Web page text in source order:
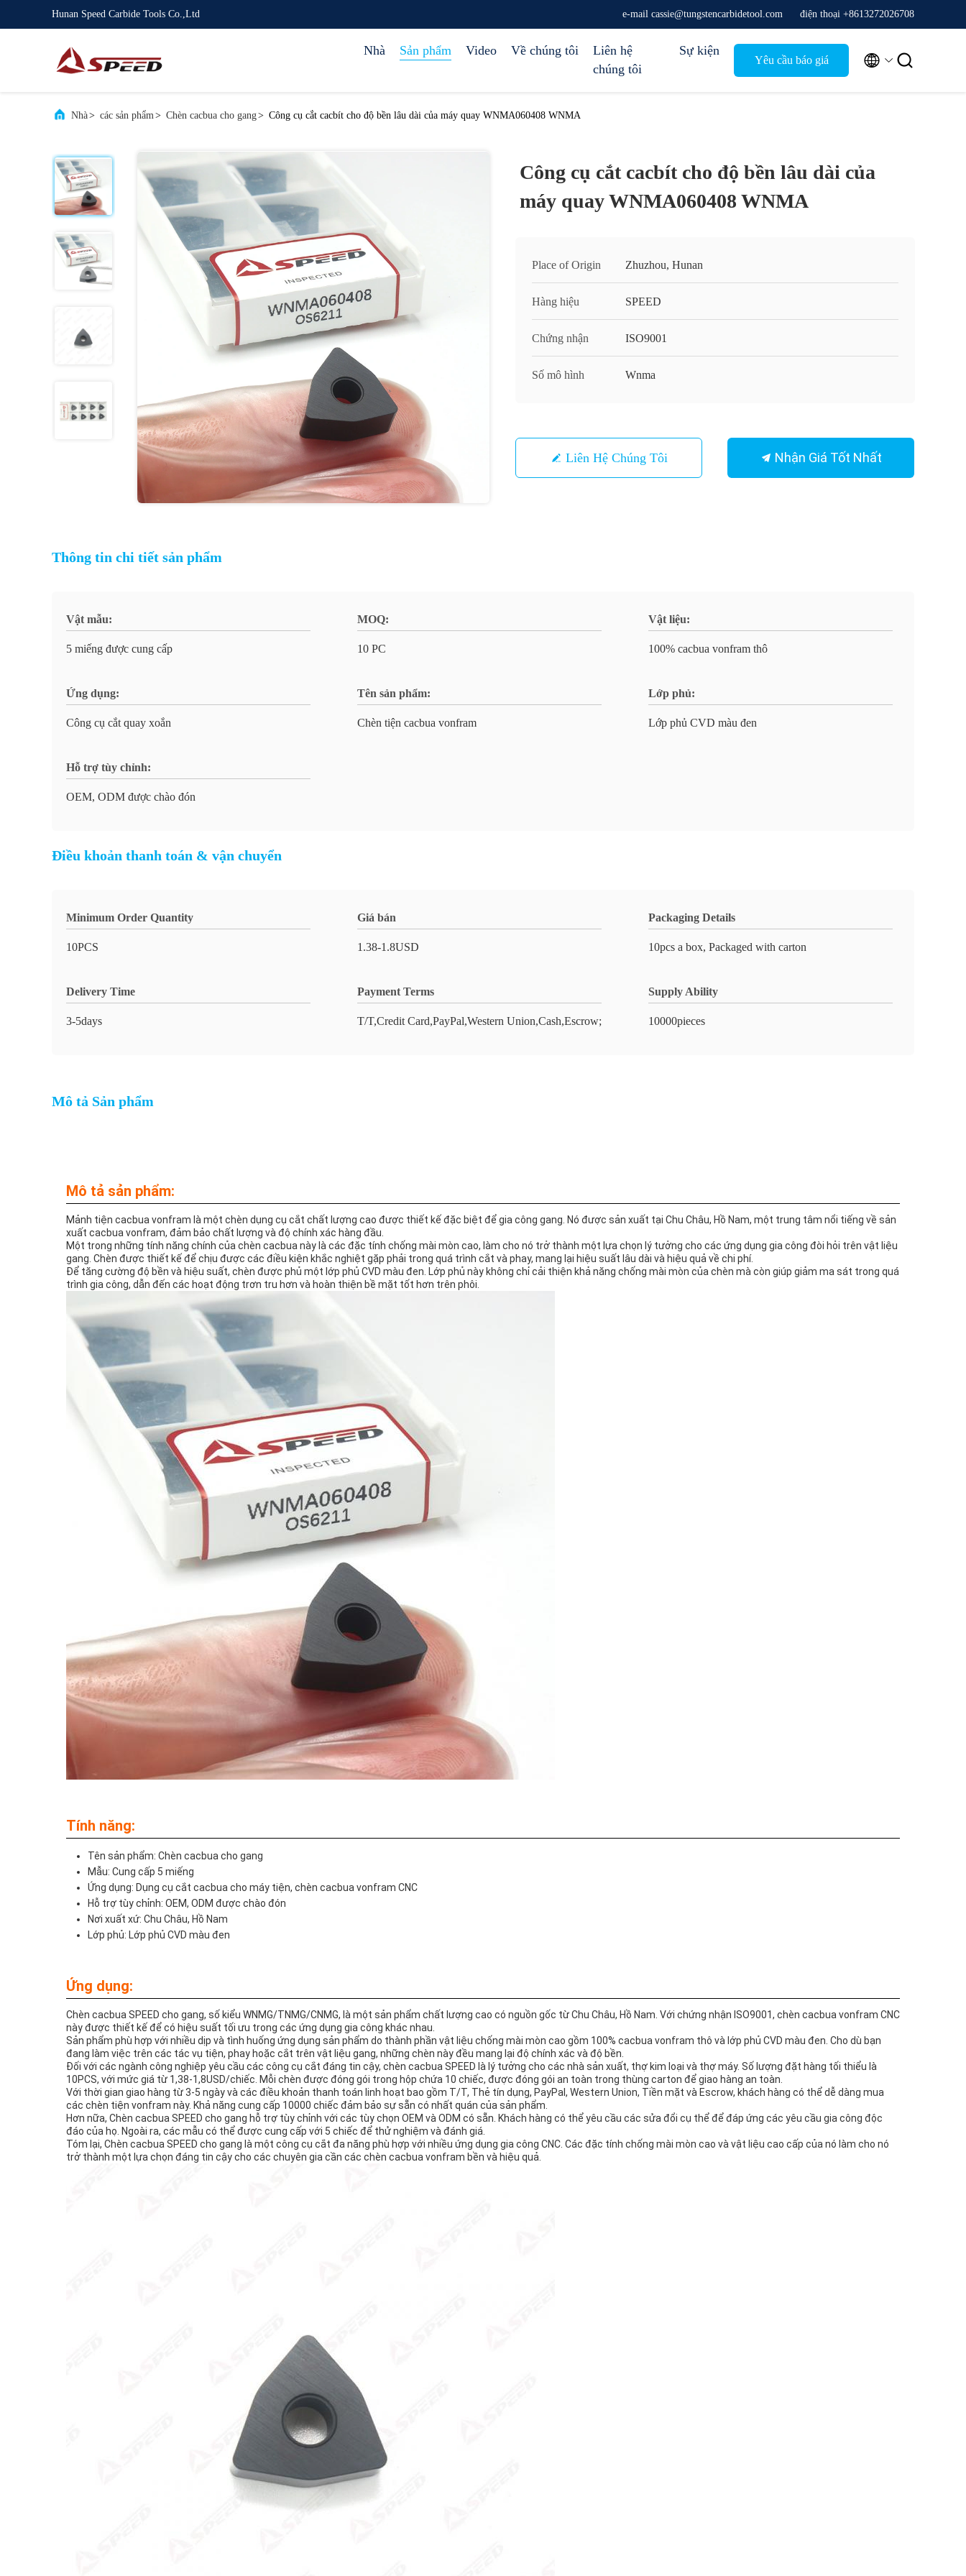
Hunan Speed Carbide Tools Co.,Ltd e-mail cassie@tungstencarbidetool.com điện thoại +8613272026708
Nhà Sản phẩm Video Về chúng tôi
Liên hệ
chúng tôi
Sự kiện
Yêu cầu báo giá  
Nhà> các sản phẩm> Chèn cacbua cho gang> Công cụ cắt cacbít cho độ bền lâu dài của máy quay WNMA060408 WNMA
Công cụ cắt cacbít cho độ bền lâu dài của
máy quay WNMA060408 WNMA
Place of Origin Zhuzhou, Hunan
Hàng hiệu SPEED
Chứng nhận ISO9001
Số mô hình Wnma
Liên Hệ Chúng Tôi Nhận Giá Tốt Nhất
Thông tin chi tiết sản phẩm
Vật mẫu:
5 miếng được cung cấp
MOQ:
10 PC
Vật liệu:
100% cacbua vonfram thô
Ứng dụng:
Công cụ cắt quay xoắn
Tên sản phẩm:
Chèn tiện cacbua vonfram
Lớp phủ:
Lớp phủ CVD màu đen
Hỗ trợ tùy chỉnh:
OEM, ODM được chào đón
Điều khoản thanh toán & vận chuyển
Minimum Order Quantity
10PCS
Giá bán
1.38-1.8USD
Packaging Details
10pcs a box, Packaged with carton
Delivery Time
3-5days
Payment Terms
T/T,Credit Card,PayPal,Western Union,Cash,Escrow;
Supply Ability
10000pieces
Mô tả Sản phẩm
Mô tả sản phẩm:
Mảnh tiện cacbua vonfram là một chèn dụng cụ cắt chất lượng cao được thiết kế đặc biệt để gia công gang. Nó được sản xuất tại Chu Châu, Hồ Nam, một trung tâm nổi tiếng về sản
xuất cacbua vonfram, đảm bảo chất lượng và độ chính xác hàng đầu.
Một trong những tính năng chính của chèn cacbua này là các đặc tính chống mài mòn cao, làm cho nó trở thành một lựa chọn lý tưởng cho các ứng dụng gia công đòi hỏi trên vật liệu
gang. Chèn được thiết kế để chịu được các điều kiện khắc nghiệt gặp phải trong quá trình cắt và phay, mang lại hiệu suất lâu dài và hiệu quả về chi phí.
Để tăng cường độ bền và hiệu suất, chèn được phủ một lớp phủ CVD màu đen. Lớp phủ này không chỉ cải thiện khả năng chống mài mòn của chèn mà còn giúp giảm ma sát trong quá
trình gia công, dẫn đến các hoạt động trơn tru hơn và hoàn thiện bề mặt tốt hơn trên phôi.
Tính năng:
Tên sản phẩm: Chèn cacbua cho gang
Mẫu: Cung cấp 5 miếng
Ứng dụng: Dụng cụ cắt cacbua cho máy tiện, chèn cacbua vonfram CNC
Hỗ trợ tùy chỉnh: OEM, ODM được chào đón
Nơi xuất xứ: Chu Châu, Hồ Nam
Lớp phủ: Lớp phủ CVD màu đen
Ứng dụng:
Chèn cacbua SPEED cho gang, số kiểu WNMG/TNMG/CNMG, là một sản phẩm chất lượng cao có nguồn gốc từ Chu Châu, Hồ Nam. Với chứng nhận ISO9001, chèn cacbua vonfram CNC
này được thiết kế để có hiệu suất tối ưu trong các ứng dụng gia công khác nhau.
Sản phẩm phù hợp với nhiều dịp và tình huống ứng dụng sản phẩm do thành phần vật liệu chống mài mòn cao gồm 100% cacbua vonfram thô và lớp phủ CVD màu đen. Cho dù bạn
đang làm việc trên các tác vụ tiện, phay hoặc cắt trên vật liệu gang, những chèn này đều mang lại độ chính xác và độ bền.
Đối với các ngành công nghiệp yêu cầu các công cụ cắt đáng tin cậy, chèn cacbua SPEED là lý tưởng cho các nhà sản xuất, thợ kim loại và thợ máy. Số lượng đặt hàng tối thiểu là
10PCS, với mức giá từ 1,38-1,8USD/chiếc. Mỗi chèn được đóng gói trong hộp chứa 10 chiếc, được đóng gói an toàn trong thùng carton để giao hàng an toàn.
Với thời gian giao hàng từ 3-5 ngày và các điều khoản thanh toán linh hoạt bao gồm T/T, Thẻ tín dụng, PayPal, Western Union, Tiền mặt và Escrow, khách hàng có thể dễ dàng mua
các chèn tiện vonfram này. Khả năng cung cấp 10000 chiếc đảm bảo sự sẵn có nhất quán của sản phẩm.
Hơn nữa, Chèn cacbua SPEED cho gang hỗ trợ tùy chỉnh với các tùy chọn OEM và ODM có sẵn. Khách hàng có thể yêu cầu các sửa đổi cụ thể để đáp ứng các yêu cầu gia công độc
đáo của họ. Ngoài ra, các mẫu có thể được cung cấp với 5 chiếc để thử nghiệm và đánh giá.
Tóm lại, Chèn cacbua SPEED cho gang là một công cụ cắt đa năng phù hợp với nhiều ứng dụng gia công CNC. Các đặc tính chống mài mòn cao và vật liệu cao cấp của nó làm cho nó
trở thành một lựa chọn đáng tin cậy cho các chuyên gia cần các chèn cacbua vonfram bền và hiệu quả.